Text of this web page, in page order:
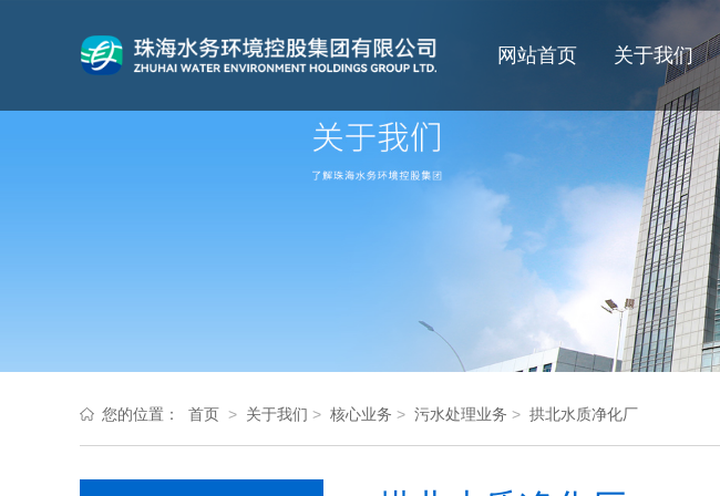
网站首页 关于我们
您的位置： 首页 > 关于我们 > 核心业务 > 污水处理业务 > 拱北水质净化厂